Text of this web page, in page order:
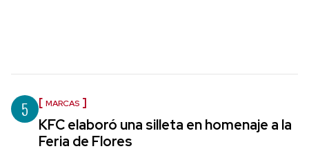
5 MARCAS
KFC elaboró una silleta en homenaje a la
Feria de Flores